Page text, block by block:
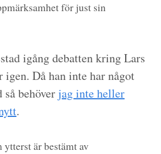
för just sin
igång debatten kring Lars
Då han inte har något
behöver jag inte heller
.
ytterst är bestämt av